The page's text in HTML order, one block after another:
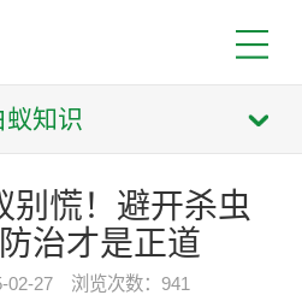
蚁知识
别慌！避开杀虫
治才是正道
02-27 浏览次数：941